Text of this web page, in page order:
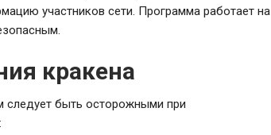
участников сети. Программа работает на
кракена
следует быть осторожными при